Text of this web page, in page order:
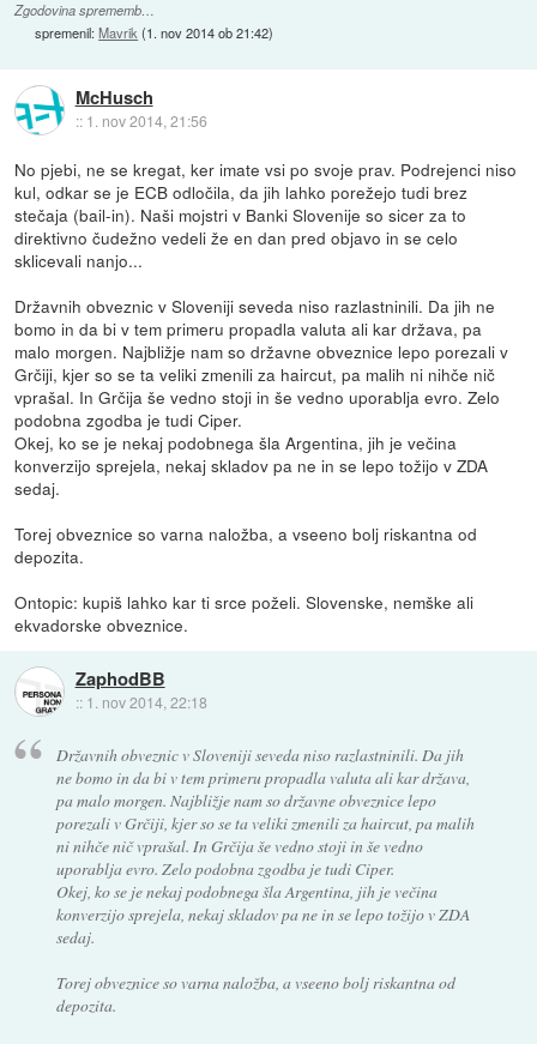
Zgodovina sprememb…
spremenil:Mavrik (1. nov 2014 ob 21:42)
McHusch
:: 1. nov 2014, 21:56
No pjebi, ne se kregat, ker imate vsi po svoje prav. Podrejenci niso
kul, odkar se je ECB odločila, da jih lahko porežejo tudi brez
stečaja (bail-in). Naši mojstri v Banki Slovenije so sicer za to
direktivno čudežno vedeli že en dan pred objavo in se celo
sklicevali nanjo...
Državnih obveznic v Sloveniji seveda niso razlastninili. Da jih ne
bomo in da bi v tem primeru propadla valuta ali kar država, pa
malo morgen. Najbližje nam so državne obveznice lepo porezali v
Grčiji, kjer so se ta veliki zmenili za haircut, pa malih ni nihče nič
vprašal. In Grčija še vedno stoji in še vedno uporablja evro. Zelo
podobna zgodba je tudi Ciper.
Okej, ko se je nekaj podobnega šla Argentina, jih je večina
konverzijo sprejela, nekaj skladov pa ne in se lepo tožijo v ZDA
sedaj.
Torej obveznice so varna naložba, a vseeno bolj riskantna od
depozita.
Ontopic: kupiš lahko kar ti srce poželi. Slovenske, nemške ali
ekvadorske obveznice.
ZaphodBB
:: 1. nov 2014, 22:18
Državnih obveznic v Sloveniji seveda niso razlastninili. Da jih
ne bomo in da bi v tem primeru propadla valuta ali kar država,
pa malo morgen. Najbližje nam so državne obveznice lepo
porezali v Grčiji, kjer so se ta veliki zmenili za haircut, pa malih
ni nihče nič vprašal. In Grčija še vedno stoji in še vedno
uporablja evro. Zelo podobna zgodba je tudi Ciper.
Okej, ko se je nekaj podobnega šla Argentina, jih je večina
konverzijo sprejela, nekaj skladov pa ne in se lepo tožijo v ZDA
sedaj.
Torej obveznice so varna naložba, a vseeno bolj riskantna od
depozita.